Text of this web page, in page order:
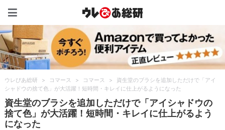
ウレぴあ総研 > コマース > コマース >
資生堂のブラシを追加しただけで「アイ
シャドウの捨て色」が大活躍！短時間・キレイに仕上がるようになった
資生堂のブラシを追加しただけで「アイシャドウの
捨て色」が大活躍！短時間・キレイに仕上がるよう
になった